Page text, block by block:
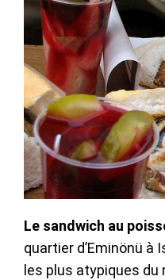
Le sandwich au
quartier d’Eminönü à
les plus atypiques du